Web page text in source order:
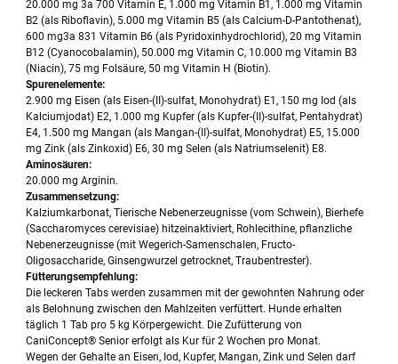
20.000 mg 3a 700 Vitamin E, 1.000 mg Vitamin B1, 1.000 mg Vitamin
B2 (als Riboflavin), 5.000 mg Vitamin B5 (als Calcium-D-Pantothenat),
600 mg3a 831 Vitamin B6 (als Pyridoxinhydrochlorid), 20 mg Vitamin
B12 (Cyanocobalamin), 50.000 mg Vitamin C, 10.000 mg Vitamin B3
(Niacin), 75 mg Folsäure, 50 mg Vitamin H (Biotin).
Spurenelemente:
2.900 mg Eisen (als Eisen-(II)-sulfat, Monohydrat) E1, 150 mg Iod (als
Kalciumjodat) E2, 1.000 mg Kupfer (als Kupfer-(II)-sulfat, Pentahydrat)
E4, 1.500 mg Mangan (als Mangan-(II)-sulfat, Monohydrat) E5, 15.000
mg Zink (als Zinkoxid) E6, 30 mg Selen (als Natriumselenit) E8.
Aminosäuren:
20.000 mg Arginin.
Zusammensetzung:
Kalziumkarbonat, Tierische Nebenerzeugnisse (vom Schwein), Bierhefe
(Saccharomyces cerevisiae) hitzeinaktiviert, Rohlecithine, pflanzliche
Nebenerzeugnisse (mit Wegerich-Samenschalen, Fructo-
Oligosaccharide, Ginsengwurzel getrocknet, Traubentrester).
Fütterungsempfehlung:
Die leckeren Tabs werden zusammen mit der gewohnten Nahrung oder
als Belohnung zwischen den Mahlzeiten verfüttert. Hunde erhalten
täglich 1 Tab pro 5 kg Körpergewicht. Die Zufütterung von
CaniConcept® Senior erfolgt als Kur für 2 Wochen pro Monat.
Wegen der Gehalte an Eisen, Iod, Kupfer, Mangan, Zink und Selen darf